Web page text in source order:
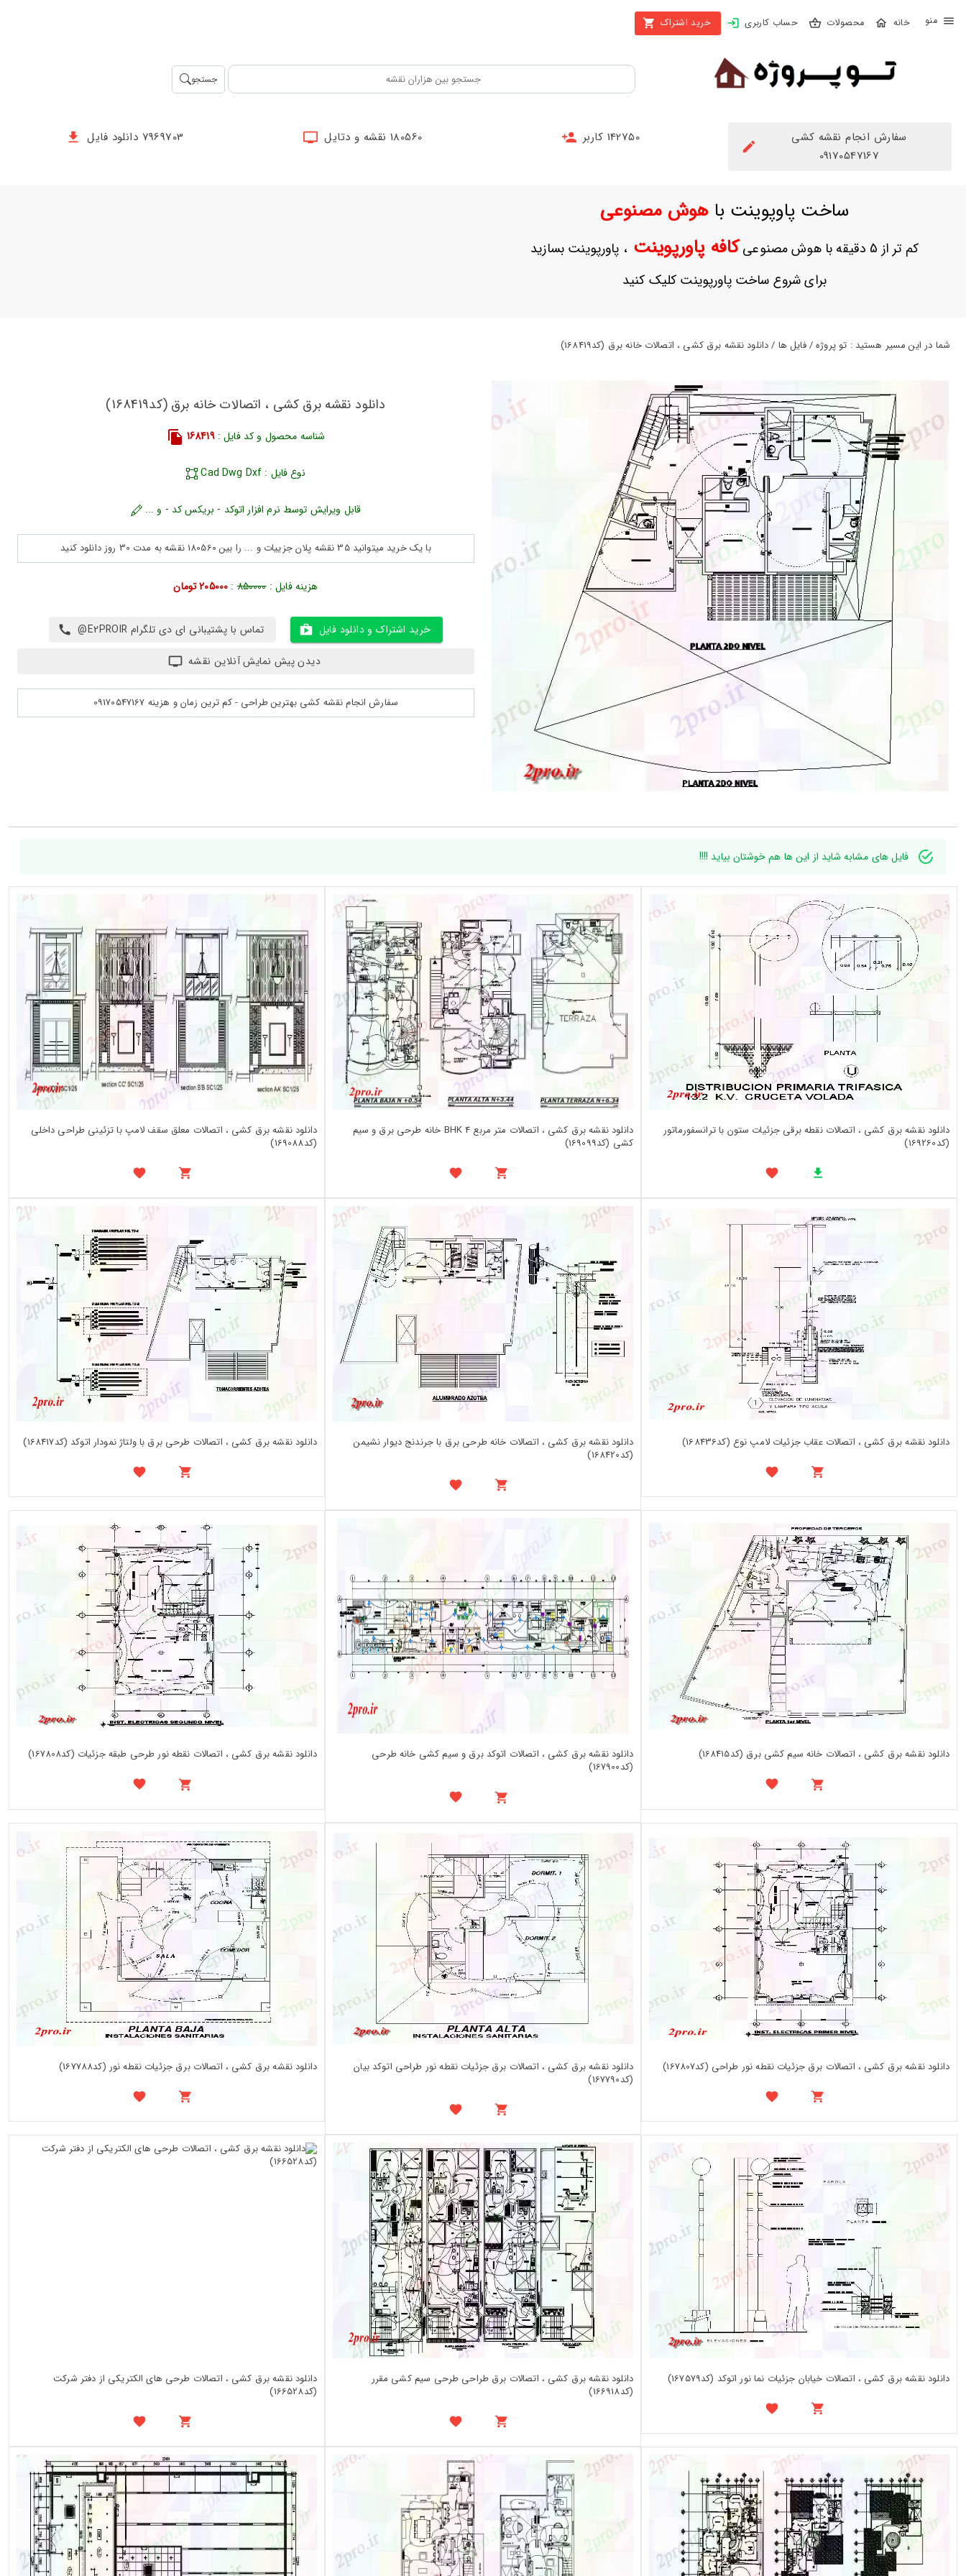
محصولات حساب کاربری خرید اشتراک
بستن
محصولات
حساب
بازیابی
جستجو
سفارش انجام نقشه کشی
09170547167
142750 کاربر 180560 نقشه و دتایل 7969703 دانلود فایل
ساخت پاوپوینت باهوش مصنوعی
کم تر از 5 دقیقه با هوش مصنوعی کافه پاورپوینت، پاورپوینت بسازید
برای شروع ساخت پاورپوینت کلیک کنید
شما در این مسیر هستید : تو پروژه / فایل ها / دانلود نقشه برق کشی ، اتصالات خانه برق (کد168419)
دانلود نقشه برق کشی ، اتصالات خانه برق (کد168419)
شناسه محصول و کد فایل :168419
نوع فایل : Cad Dwg Dxf
قابل ویرایش توسط نرم افزار اتوکد - بریکس کد - و ...
با یک خرید میتوانید 35 نقشه پلان جزییات و ... را بین 180560 نقشه به مدت 30 روز دانلود کنید
هزینه فایل :850000
: 205000 تومان
خرید اشتراک و دانلود فایل
تماس با پشتیبانی ای دی تلگرام E2PROIR@
دیدن پیش نمایش آنلاین نقشه
سفارش انجام نقشه کشی بهترین طراحی - کم ترین زمان و هزینه 09170547167
فایل های مشابه شاید از این ها هم خوشتان بیاید !!!!
دانلود نقشه برق کشی ، اتصالات نقطه برقی جزئیات ستون با ترانسفورماتور
(کد169260)
دانلود نقشه برق کشی ، اتصالات متر مربع 4 BHK خانه طرحی برق و سیم
کشی (کد169099)
دانلود نقشه برق کشی ، اتصالات معلق سقف لامپ با تزئینی طراحی داخلی
(کد169088)
دانلود نقشه برق کشی ، اتصالات عقاب جزئیات لامپ نوع (کد168436)
دانلود نقشه برق کشی ، اتصالات خانه طرحی برق با جرندنج دیوار نشیمن
(کد168420)
دانلود نقشه برق کشی ، اتصالات طرحی برق با ولتاژ نمودار اتوکد (کد168417)
دانلود نقشه برق کشی ، اتصالات خانه سیم کشی برق (کد168415)
دانلود نقشه برق کشی ، اتصالات اتوکد برق و سیم کشی خانه طرحی
(کد167900)
دانلود نقشه برق کشی ، اتصالات نقطه نور طرحی طبقه جزئیات (کد167808)
دانلود نقشه برق کشی ، اتصالات برق جزئیات نقطه نور طراحی (کد167807)
دانلود نقشه برق کشی ، اتصالات برق جزئیات نقطه نور طراحی اتوکد بیان
(کد167790)
دانلود نقشه برق کشی ، اتصالات برق جزئیات نقطه نور (کد167788)
دانلود نقشه برق کشی ، اتصالات خیابان جزئیات نما نور اتوکد (کد167579)
دانلود نقشه برق کشی ، اتصالات برق طراحی طرحی سیم کشی مقرر
(کد166918)
دانلود نقشه برق کشی ، اتصالات طرحی های الکتریکی از دفتر شرکت
(کد166528)